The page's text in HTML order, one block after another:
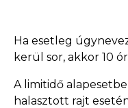
Ha esetleg
kerül sor, akkor 10
A limitidő
halasztott rajt